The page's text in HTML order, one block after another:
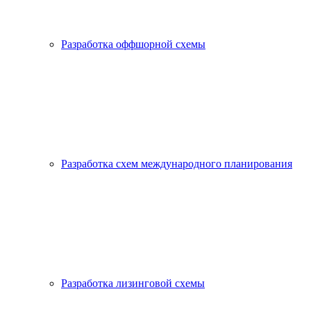
Разработка оффшорной схемы
Разработка схем международного планирования
Разработка лизинговой схемы